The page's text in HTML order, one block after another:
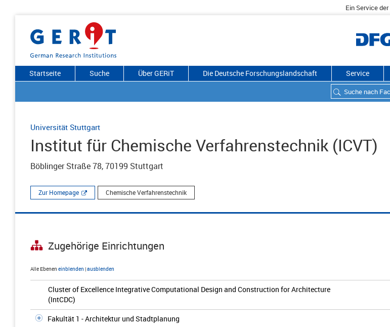
Ein Service der
Startseite Suche Über GERiT Die Deutsche Forschungslandschaft Service
Universität Stuttgart
Institut für Chemische Verfahrenstechnik (ICVT)
Böblinger Straße 78, 70199 Stuttgart
Zur Homepage Chemische Verfahrenstechnik
Zugehörige Einrichtungen
Alle Ebenen einblenden |ausblenden
Cluster of Excellence Integrative Computational Design and Construction for Architecture
(IntCDC)
Fakultät 1 - Architektur und Stadtplanung